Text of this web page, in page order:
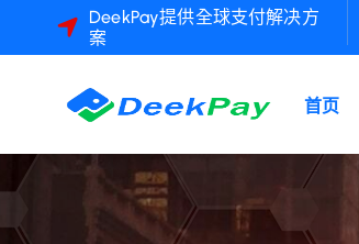
DeekPay提供全球支付解决方
案
首页